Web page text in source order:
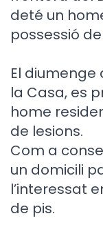
deté un
possessió
El diumenge
la Casa, es
home
de lesions.
Com a
un domicili
l’interessat
de pis.